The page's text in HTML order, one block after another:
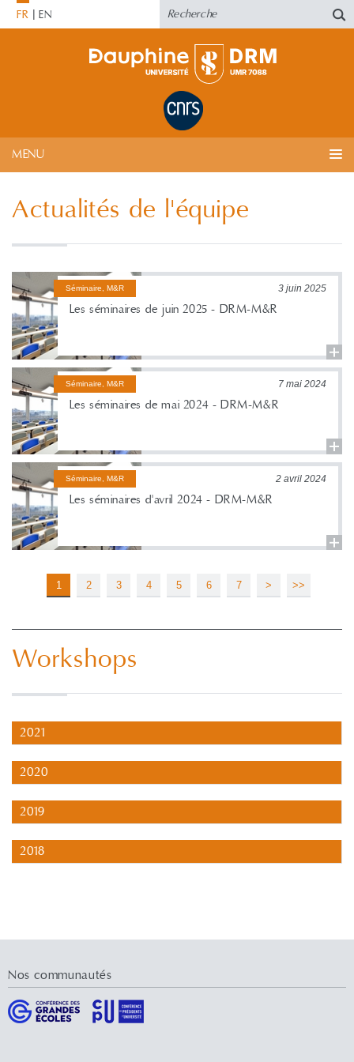
FR EN
MENU
Actualités de l'équipe
Séminaire, M&R
Les séminaires de juin 2025 - DRM-M&R
3 juin 2025
Séminaire, M&R
Les séminaires de mai 2024 - DRM-M&R
7 mai 2024
Séminaire, M&R
Les séminaires d'avril 2024 - DRM-M&R
2 avril 2024
1 2 3 4 5 6 7 > >>
Workshops
2021
2020
2019
2018
Nos communautés